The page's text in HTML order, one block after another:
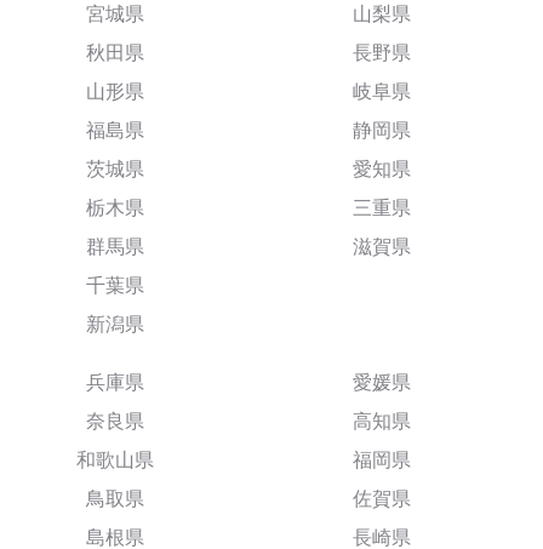
宮城県
秋田県
山形県
福島県
茨城県
栃木県
群馬県
千葉県
新潟県
山梨県
長野県
岐阜県
静岡県
愛知県
三重県
滋賀県
兵庫県
奈良県
和歌山県
鳥取県
島根県
愛媛県
高知県
福岡県
佐賀県
長崎県